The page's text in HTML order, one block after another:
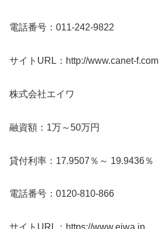
電話番号：011-242-9822
サイトURL：http://www.canet-f.com
株式会社エイワ
融資額：1万～50万円
貸付利率：17.9507％～ 19.9436％
電話番号：0120-810-866